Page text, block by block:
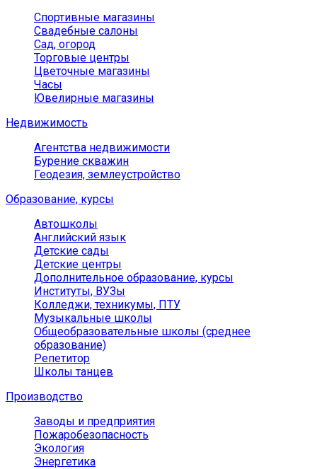
Спортивные магазины
Свадебные салоны
Сад, огород
Торговые центры
Цветочные магазины
Часы
Ювелирные магазины
Недвижимость
Агентства недвижимости
Бурение скважин
Геодезия, землеустройство
Образование, курсы
Автошколы
Английский язык
Детские сады
Детские центры
Дополнительное образование, курсы
Институты, ВУЗы
Колледжи, техникумы, ПТУ
Музыкальные школы
Общеобразовательные школы (среднее
образование)
Репетитор
Школы танцев
Производство
Заводы и предприятия
Пожаробезопасность
Экология
Энергетика